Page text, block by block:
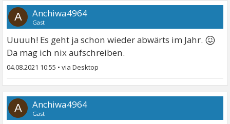
A Anchiwa4964
Gast
Uuuuh! Es geht ja schon wieder abwärts im Jahr. 😖
Da mag ich nix aufschreiben.
04.08.2021 10:55 •
A Anchiwa4964
Gast